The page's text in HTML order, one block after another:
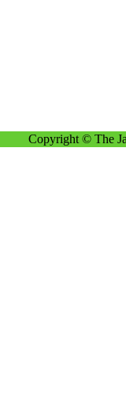
Copyright © The